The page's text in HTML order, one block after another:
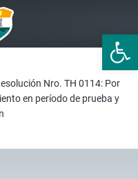
Abrir
Nro. TH 0114: Por
en período de prueba y